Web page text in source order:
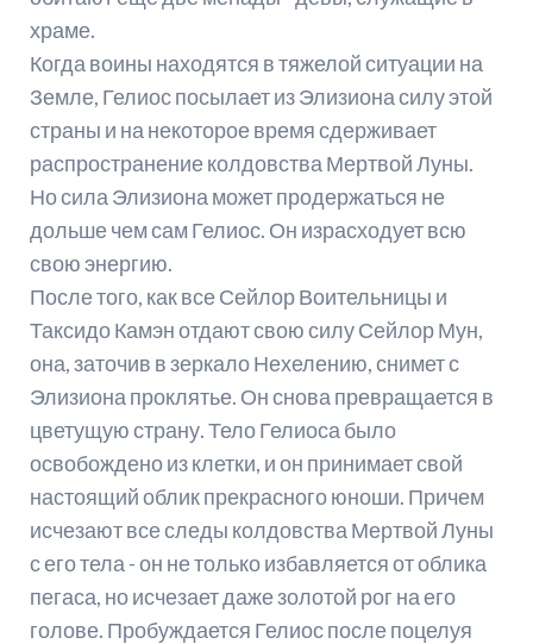
храме.
Когда воины находятся в тяжелой ситуации на
Земле, Гелиос посылает из Элизиона силу этой
страны и на некоторое время сдерживает
распространение колдовства Мертвой Луны.
Но сила Элизиона может продержаться не
дольше чем сам Гелиос. Он израсходует всю
свою энергию.
После того, как все Сейлор Воительницы и
Таксидо Камэн отдают свою силу Сейлор Мун,
она, заточив в зеркало Нехелению, снимет с
Элизиона проклятье. Он снова превращается в
цветущую страну. Тело Гелиоса было
освобождено из клетки, и он принимает свой
настоящий облик прекрасного юноши. Причем
исчезают все следы колдовства Мертвой Луны
с его тела - он не только избавляется от облика
пегаса, но исчезает даже золотой рог на его
голове. Пробуждается Гелиос после поцелуя